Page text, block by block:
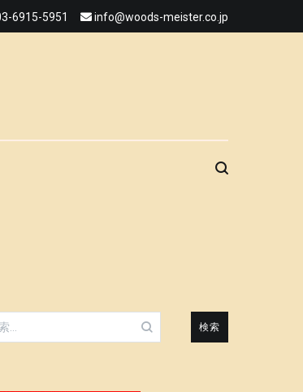
6915-5951 info@woods-meister.co.jp